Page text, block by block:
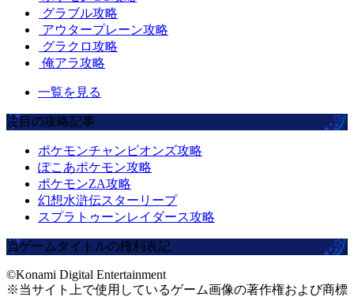
グラブル攻略
アウタープレーン攻略
グラクロ攻略
俺アラ攻略
一覧を見る
注目の攻略記事
ポケモンチャンピオンズ攻略
ぽこあポケモン攻略
ポケモンZA攻略
幻想水滸伝スターリープ
スプラトゥーンレイダース攻略
当ゲームタイトルの権利表記
©Konami Digital Entertainment
※当サイト上で使用しているゲーム画像の著作権および商標